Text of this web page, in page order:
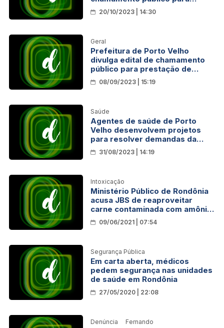
prestação de serviços médicos
20/10/2023 | 14:30
Geral
Prefeitura de Porto Velho
divulga edital de chamamento
público para prestação de
serviços médicos
08/09/2023 | 15:19
Saúde
Agentes de saúde de Porto
Velho desenvolvem projetos
para resolver demandas da
população
31/08/2023 | 14:19
Intoxicação
Ministério Público de Rondônia
acusa JBS de reaproveitar
carne contaminada com amônia,
gás tóxico altamente prejudicial
à saúde
09/06/2021 | 07:54
Segurança Pública
Em carta aberta, médicos
pedem segurança nas unidades
de saúde em Rondônia
27/05/2020 | 22:08
Denúncia
Fernando